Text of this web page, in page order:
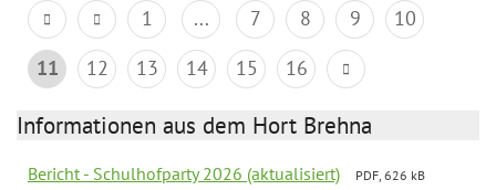
1 ... 7 8 9
10
11
12 13 14 15 16
Informationen aus dem Hort Brehna
Bericht - Schulhofparty 2026 (aktualisiert)
PDF, 626 kB